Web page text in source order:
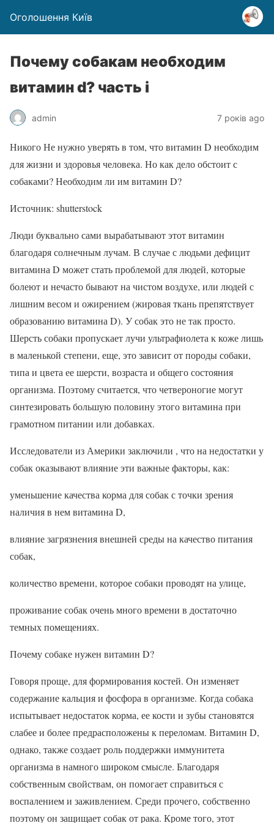
Оголошення Київ
Почему собакам необходим
витамин d? часть i
admin 7 років ago
Никого Не нужно уверять в том, что витамин D необходим
для жизни и здоровья человека. Но как дело обстоит с
собаками? Необходим ли им витамин D?
Источник: shutterstock
Люди буквально сами вырабатывают этот витамин
благодаря солнечным лучам. В случае с людьми дефицит
витамина D может стать проблемой для людей, которые
болеют и нечасто бывают на чистом воздухе, или людей с
лишним весом и ожирением (жировая ткань препятствует
образованию витамина D). У собак это не так просто.
Шерсть собаки пропускает лучи ультрафиолета к коже лишь
в маленькой степени, еще, это зависит от породы собаки,
типа и цвета ее шерсти, возраста и общего состояния
организма. Поэтому считается, что четвероногие могут
синтезировать большую половину этого витамина при
грамотном питании или добавках.
Исследователи из Америки заключили , что на недостатки у
собак оказывают влияние эти важные факторы, как:
уменьшение качества корма для собак с точки зрения
наличия в нем витамина D,
влияние загрязнения внешней среды на качество питания
собак,
количество времени, которое собаки проводят на улице,
проживание собак очень много времени в достаточно
темных помещениях.
Почему собаке нужен витамин D?
Говоря проще, для формирования костей. Он изменяет
содержание кальция и фосфора в организме. Когда собака
испытывает недостаток корма, ее кости и зубы становятся
слабее и более предрасположены к переломам. Витамин D,
однако, также создает роль поддержки иммунитета
организма в намного широком смысле. Благодаря
собственным свойствам, он помогает справиться с
воспалением и заживлением. Среди прочего, собственно
поэтому он защищает собак от рака. Кроме того, этот